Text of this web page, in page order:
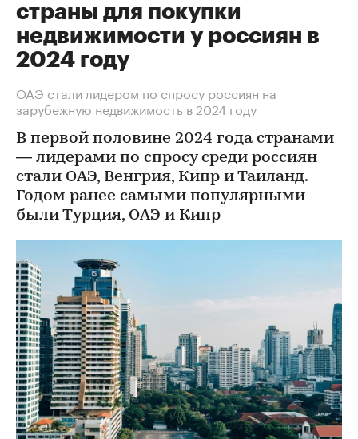
страны для покупки
недвижимости у россиян в
2024 году
ОАЭ стали лидером по спросу россиян на
зарубежную недвижимость в 2024 году
В первой половине 2024 года странами
— лидерами по спросу среди россиян
стали ОАЭ, Венгрия, Кипр и Таиланд.
Годом ранее самыми популярными
были Турция, ОАЭ и Кипр